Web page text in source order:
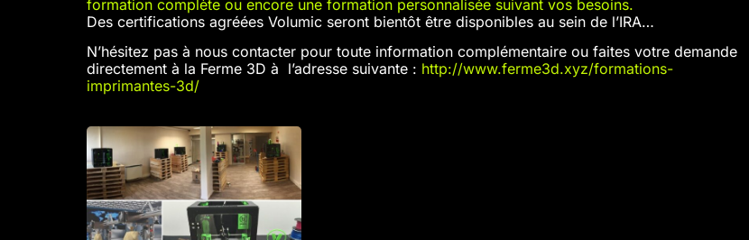
formation complète ou encore une formation personnalisée suivant vos besoins.
Des certifications agréées Volumic seront bientôt être disponibles au sein de l’IRA…
N’hésitez pas à nous contacter pour toute information complémentaire ou faites votre demande
directement à la Ferme 3D à l’adresse suivante : http://www.ferme3d.xyz/formations-
imprimantes-3d/